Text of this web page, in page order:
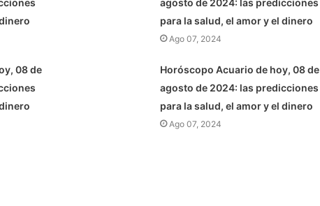
para la salud, el amor y el dinero
Ago 07, 2024
08 de
Horóscopo Acuario de hoy, 08 de
agosto de 2024: las predicciones
para la salud, el amor y el dinero
Ago 07, 2024